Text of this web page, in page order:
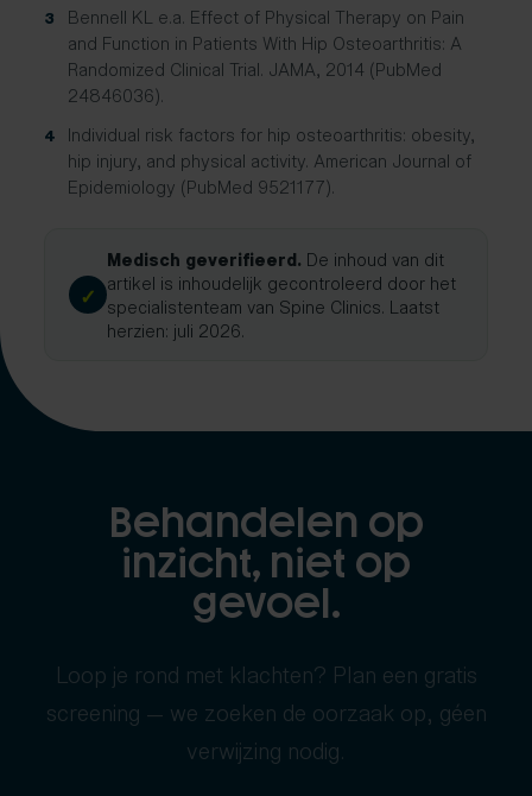
3 Bennell KL e.a. Effect of Physical Therapy on Pain
and Function in Patients With Hip Osteoarthritis: A
Randomized Clinical Trial. JAMA, 2014 (PubMed
24846036).
4 Individual risk factors for hip osteoarthritis: obesity,
hip injury, and physical activity. American Journal of
Epidemiology (PubMed 9521177).
✓
Medisch geverifieerd. De inhoud van dit
artikel is inhoudelijk gecontroleerd door het
specialistenteam van Spine Clinics. Laatst
herzien: juli 2026.
Behandelen op
inzicht, niet op
gevoel.
Loop je rond met klachten? Plan een gratis
screening — we zoeken de oorzaak op, géen
verwijzing nodig.